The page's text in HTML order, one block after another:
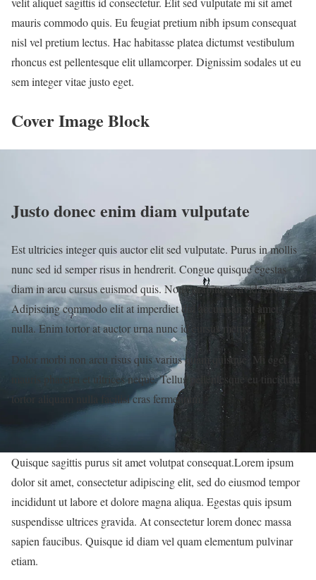
mauris commodo quis. Eu feugiat pretium nibh ipsum consequat
nisl vel pretium lectus. Hac habitasse platea dictumst vestibulum
rhoncus est pellentesque elit ullamcorper. Dignissim sodales ut eu
sem integer vitae justo eget.
Cover Image Block
Justo donec enim diam vulputate
Est ultricies integer quis auctor elit sed vulputate. Purus in mollis
nunc sed id semper risus in hendrerit. Congue quisque egestas
diam in arcu cursus euismod quis. Non curabitur gravida arcu ac.
Adipiscing commodo elit at imperdiet dui accumsan sit amet
nulla. Enim tortor at auctor urna nunc id cursus metus.
Dolor morbi non arcu risus quis varius quam quisque. Mi eget
mauris pharetra et ultrices neque. Tellus pellentesque eu tincidunt
tortor aliquam nulla facilisi cras fermentum.
Quisque sagittis purus sit amet volutpat consequat.Lorem ipsum
dolor sit amet, consectetur adipiscing elit, sed do eiusmod tempor
incididunt ut labore et dolore magna aliqua. Egestas quis ipsum
suspendisse ultrices gravida. At consectetur lorem donec massa
sapien faucibus. Quisque id diam vel quam elementum pulvinar
etiam.